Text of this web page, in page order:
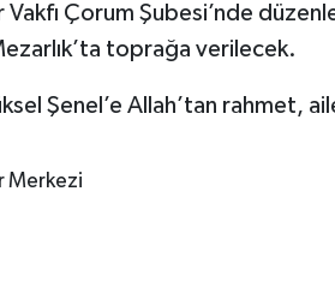
Çorum Şubesi’nde
toprağa verilecek.
Şenel’e Allah’tan rahmet,
Merkezi